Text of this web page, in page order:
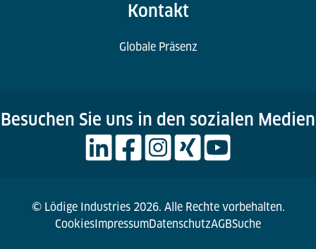
Kontakt
Globale Präsenz
Besuchen Sie uns in den sozialen Medien
© Lödige Industries 2026. Alle Rechte vorbehalten.
Cookies ImpressumDatenschutzAGBSuche